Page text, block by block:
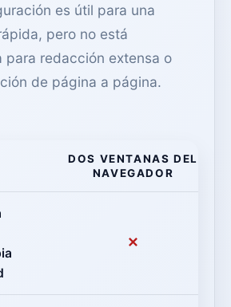
es útil para una
pero no está
para redacción extensa o
de página a página.
DOS VENTANAS DEL
NAVEGADOR
✕